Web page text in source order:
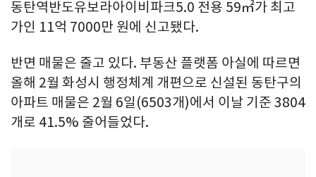
동탄역반도유보라아이비파크5.0 전용 59㎡가 최고
가인 11억 7000만 원에 신고됐다.
반면 매물은 줄고 있다. 부동산 플랫폼 아실에 따르면
올해 2월 화성시 행정체계 개편으로 신설된 동탄구의
아파트 매물은 2월 6일(6503개)에서 이날 기준 3804
개로 41.5% 줄어들었다.